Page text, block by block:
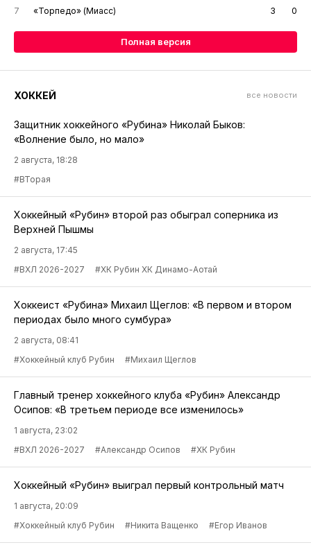
7
«Торпедо» (Миасс) 3 0
Полная версия
ХОККЕЙ все новости
Защитник хоккейного «Рубина» Николай Быков:
«Волнение было, но мало»
2 августа, 18:28
#ВТорая
Хоккейный «Рубин» второй раз обыграл соперника из
Верхней Пышмы
2 августа, 17:45
#ВХЛ 2026-2027
#ХК Рубин ХК Динамо-Аотай
Хоккеист «Рубина» Михаил Щеглов: «В первом и втором
периодах было много сумбура»
2 августа, 08:41
#Хоккейный клуб Рубин
#Михаил Щеглов
Главный тренер хоккейного клуба «Рубин» Александр
Осипов: «В третьем периоде все изменилось»
1 августа, 23:02
#ВХЛ 2026-2027
#Александр Осипов #ХК Рубин
Хоккейный «Рубин» выиграл первый контрольный матч
1 августа, 20:09
#Хоккейный клуб Рубин
#Никита Ващенко #Егор Иванов